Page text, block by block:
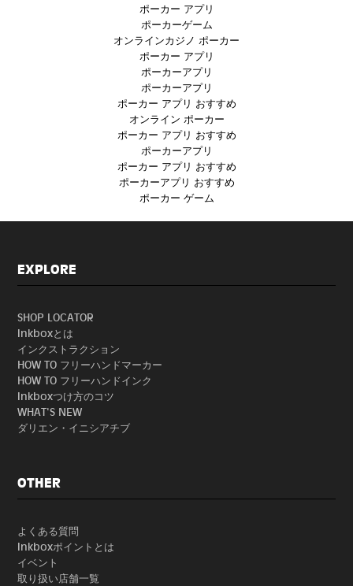
ポーカー アプリ
ポーカーゲーム
オンラインカジノ ポーカー
ポーカー アプリ
ポーカーアプリ
ポーカーアプリ
ポーカー アプリ おすすめ
オンライン ポーカー
ポーカー アプリ おすすめ
ポーカーアプリ
ポーカー アプリ おすすめ
ポーカーアプリ おすすめ
ポーカー ゲーム
EXPLORE
SHOP LOCATOR
Inkboxとは
インクストラクション
HOW TO フリーハンドマーカー
HOW TO フリーハンドインク
Inkboxつけ方のコツ
WHAT'S NEW
ダリエン・イニシアチブ
OTHER
よくある質問
Inkboxポイントとは
イベント
取り扱い店舗一覧